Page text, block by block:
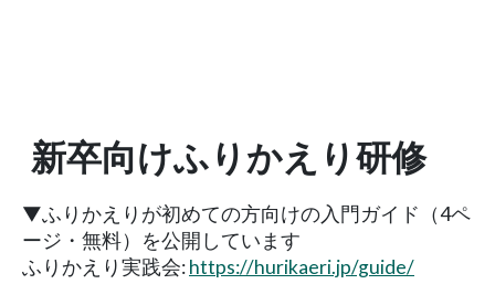
新卒向けふりかえり研修
▼ふりかえりが初めての方向けの入門ガイド（4ペ
ージ・無料）を公開しています
ふりかえり実践会:https://hurikaeri.jp/guide/